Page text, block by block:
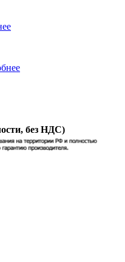
без НДС)